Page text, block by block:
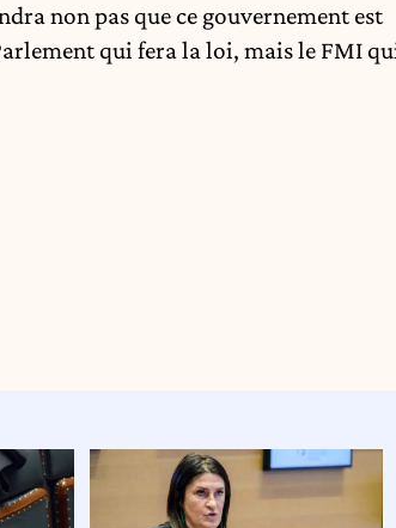
non pas que ce gouvernement est
qui fera la loi, mais le FMI